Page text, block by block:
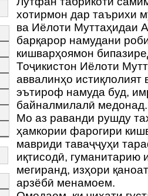
хотирмон дар таърихи
ва Иёлоти Муттаҳидаи
барқарор намудани
кишварҳоямон
Тоҷикистон Иёлоти
аввалинҳо
эътироф намуда буд,
байналмилалӣ медонад.
Мо аз раванди рушду
ҳамкории фарогири
мавриди таваҷҷуҳи
иқтисодӣ, гуманитарию
мегиранд, изҳори
арзёбӣ менамоем.